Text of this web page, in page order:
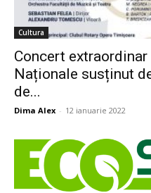
Cultura
Concert
Naționale susținut
de...
Dima Alex - 12 ianuarie 2022